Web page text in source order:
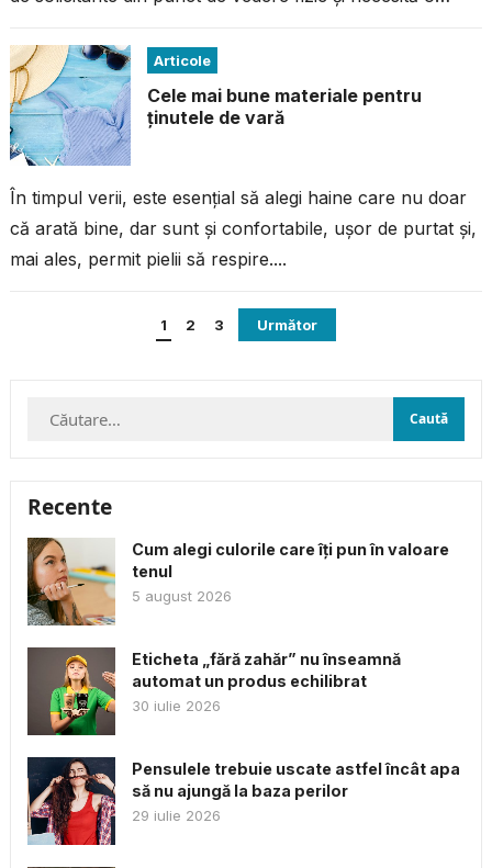
Articole
Cele mai bune materiale pentru
ținutele de vară
În timpul verii, este esențial să alegi haine care nu doar
că arată bine, dar sunt și confortabile, ușor de purtat și,
mai ales, permit pielii să respire....
1 2 3 Următor
Caută
Recente
Cum alegi culorile care îți pun în valoare
tenul
5 august 2026
Eticheta „fără zahăr” nu înseamnă
automat un produs echilibrat
30 iulie 2026
Pensulele trebuie uscate astfel încât apa
să nu ajungă la baza perilor
29 iulie 2026